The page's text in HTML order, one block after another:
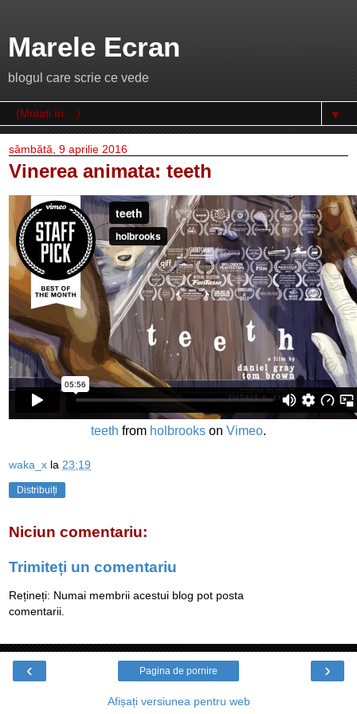
Marele Ecran
blogul care scrie ce vede
▼
sâmbătă, 9 aprilie 2016
Vinerea animata: teeth
teeth from holbrooks on Vimeo.
waka_x la 23:19
Distribuiți
Niciun comentariu:
Trimiteți un comentariu
Rețineți: Numai membrii acestui blog pot posta
comentarii.
‹ ›
Pagina de pornire
Afișați versiunea pentru web